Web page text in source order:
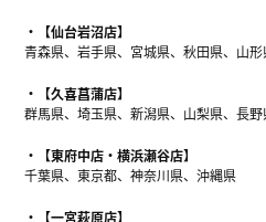
【仙台岩沼店】
青森県、岩手県、宮城県、秋田県、山
【久喜菖蒲店】
群馬県、埼玉県、新潟県、山梨県、長野
【東府中店・横浜瀬谷店】
千葉県、東京都、神奈川県、沖縄県
【一宮萩原店】